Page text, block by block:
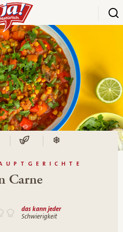
Carne
das kann jeder
Schwierigkeit